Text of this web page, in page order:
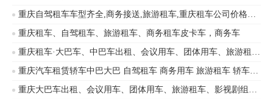
重庆租车、自驾租车、旅游租车、商务租车皮卡车，商务车